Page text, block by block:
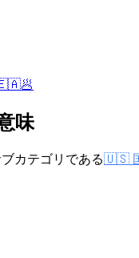
🥟
味
カテゴリである🇺🇸